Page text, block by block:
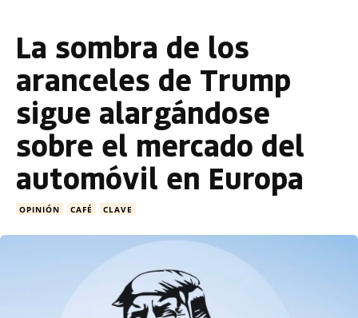
La sombra de los
aranceles de Trump
sigue alargándose
sobre el mercado del
automóvil en Europa
OPINIÓN CAFÉ CLAVE